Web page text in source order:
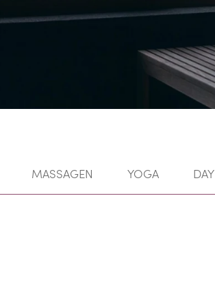
MASSAGEN YOGA